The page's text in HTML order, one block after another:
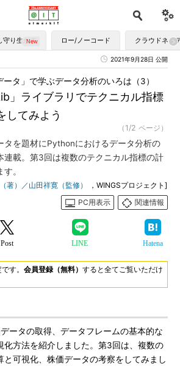
守り生かす ロー/ノーコード クラウドネイ
2021年9月28日 公開
」ライブラリでテクニカル指標
してみよう
ータ」で学ぶデータ分析のいろは（3）
（1/2 ページ）
タを題材にPythonにおけるデータ分析の
連載。第3回は複数のテクニカル指標の計
。
著）／山田祥寛（監修）
，WINGSプロジェクト]
PC用表示
関連情報
Post LINE Hatena
す。 会員登録（無料） すると全てご覧いただけ
ータの取得、データフレームの基本的な
化方法を紹介しました。第3回は、複数の
と可視化、株価データの考察をしてみまし